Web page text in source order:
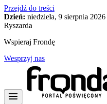
Przejdź do treści
Dzień: niedziela, 9 sierpnia 2026
Ryszarda
Wspieraj Frondę
Wesprzyj nas